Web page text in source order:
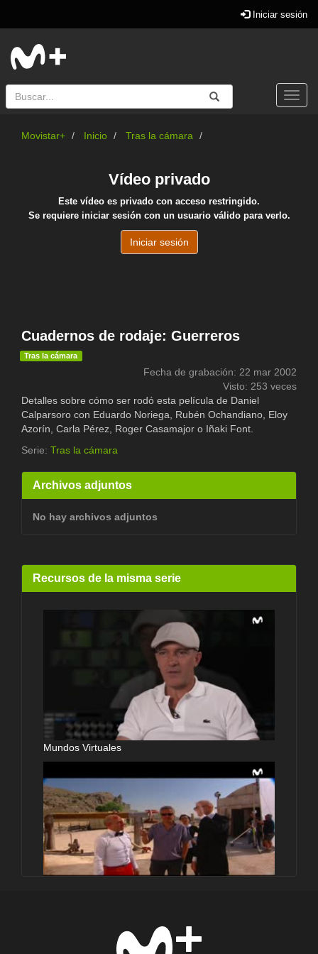
Iniciar sesión
Buscar Enviar
Buscar
Movistar+ Inicio Tras la cámara
Cuadernos de rodaje: Guerreros
Tras la cámara
Fecha de grabación: 22 mar 2002
Visto: 253 veces
Detalles sobre cómo ser rodó esta película de Daniel
Calparsoro con Eduardo Noriega, Rubén Ochandiano, Eloy
Azorín, Carla Pérez, Roger Casamajor o Iñaki Font.
Serie: Tras la cámara
Archivos adjuntos
No hay archivos adjuntos
Recursos de la misma serie
Mundos Virtuales